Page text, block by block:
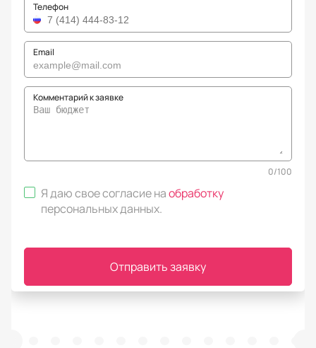
Телефон
Email
Комментарий к заявке
0/100
Я даю свое согласие наобработку
персональных данных.
Отправить заявку